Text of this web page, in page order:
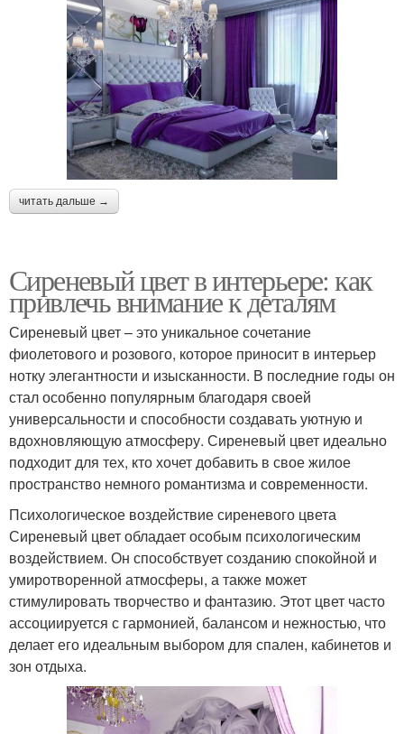
читать дальше →
Сиреневый цвет в интерьере: как
привлечь внимание к деталям
Сиреневый цвет – это уникальное сочетание
фиолетового и розового, которое приносит в интерьер
нотку элегантности и изысканности. В последние годы он
стал особенно популярным благодаря своей
универсальности и способности создавать уютную и
вдохновляющую атмосферу. Сиреневый цвет идеально
подходит для тех, кто хочет добавить в свое жилое
пространство немного романтизма и современности.
Психологическое воздействие сиреневого цвета
Сиреневый цвет обладает особым психологическим
воздействием. Он способствует созданию спокойной и
умиротворенной атмосферы, а также может
стимулировать творчество и фантазию. Этот цвет часто
ассоциируется с гармонией, балансом и нежностью, что
делает его идеальным выбором для спален, кабинетов и
зон отдыха.